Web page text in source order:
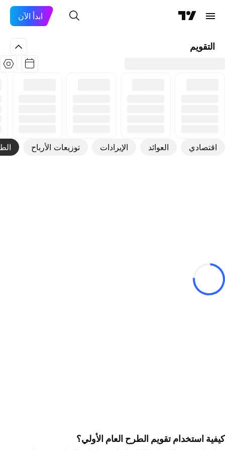
ابدأ الآن
التقويم
اقتصادي العوائد الإيرادات توزيعات الأرباح
كيفية استخدام تقويم الطرح العام الأولي؟